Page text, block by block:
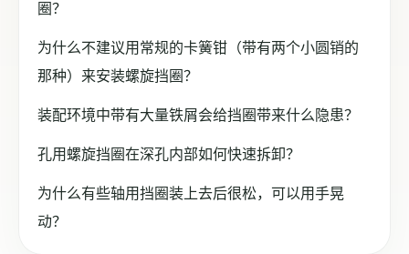
圈？
为什么不建议用常规的卡簧钳（带有两个小圆销的
那种）来安装螺旋挡圈？
装配环境中带有大量铁屑会给挡圈带来什么隐患？
孔用螺旋挡圈在深孔内部如何快速拆卸？
为什么有些轴用挡圈装上去后很松，可以用手晃
动？